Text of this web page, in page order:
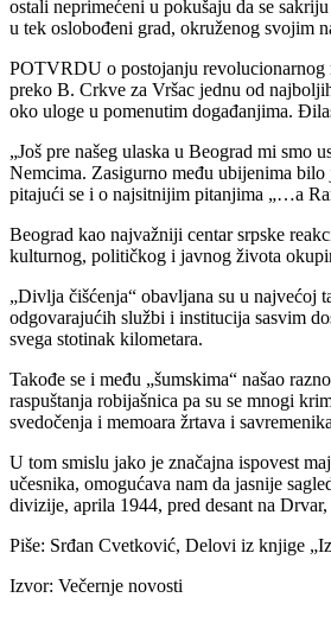
ostali neprimećeni u pokušaju da se
u tek oslobođeni grad, okruženog svojim
POTVRDU o postojanju revolucionarnog
preko B. Crkve za Vršac jednu od
oko uloge u pomenutim događanjima.
„Još pre našeg ulaska u Beograd mi
Nemcima. Zasigurno među ubijenima
pitajući se i o najsitnijim pitanjima „…a
Beograd kao najvažniji centar srpske
kulturnog, političkog i javnog života
„Divlja čišćenja“ obavljana su u najvećoj
odgovarajućih službi i institucija sasvim
svega stotinak kilometara.
Takođe se i među „šumskima“ našao
raspuštanja robijašnica pa su se mnogi
svedočenja i memoara žrtava i
U tom smislu jako je značajna ispovest
učesnika, omogućava nam da jasnije
divizije, aprila 1944, pred desant na
Piše: Srđan Cvetković, Delovi iz knjige
Izvor: Večernje novosti